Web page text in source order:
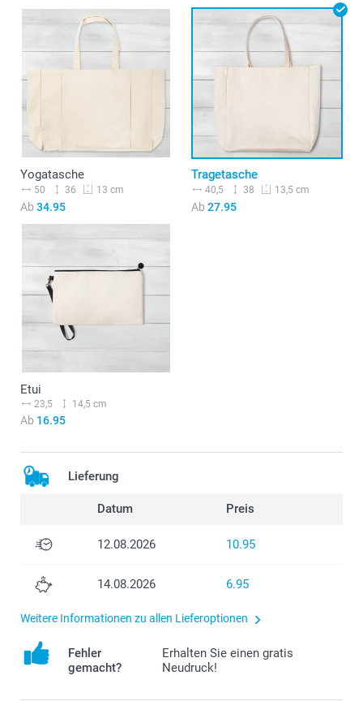
Yogatasche
50 36 13 cm
Ab 34.95
Tragetasche
40,5 38 13,5 cm
Ab 27.95
Etui
23,5 14,5 cm
Ab 16.95
Lieferung
Datum Preis
12.08.2026 10.95
14.08.2026 6.95
Weitere Informationen zu allen Lieferoptionen
Fehler
gemacht?
Erhalten Sie einen gratis
Neudruck!